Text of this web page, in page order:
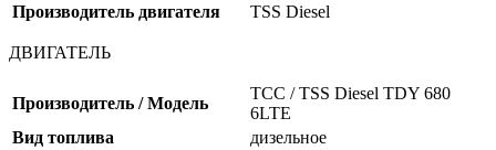
Производитель двигателя
TSS Diesel
ДВИГАТЕЛЬ
Производитель / Модель
ТСС / TSS Diesel TDY 680
6LTE
Вид топлива
дизельное